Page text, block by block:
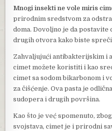
Mnogi insekti ne vole miris
prirodnim sredstvom za
doma. Dovoljno je da
drugih otvora kako biste
Zahvaljujući antibakterijskim i
cimet možete koristiti i kao
cimet sa sodom bikarbonom i
za čišćenje. Ova pasta je
sudopera i drugih površina.
Kao što je već spomenuto,
svojstava, cimet je i prirodni